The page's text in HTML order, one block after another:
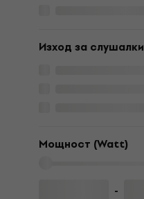
Изход за слушалки
Мощност (Watt)
-